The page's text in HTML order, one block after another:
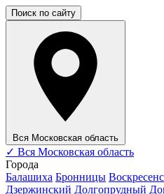
Поиск по сайту
Вся Московская область
✓ Вся Московская область
Города
Балашиха Бронницы
Дзержинский Долгопрудный